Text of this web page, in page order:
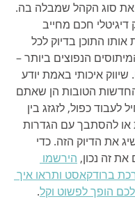
ואת סוג הקהל שמבלה בה.
חכם מחייב
התוכן בדיוק לכל
הנפוצים ביותר –
שיווק איכותי באמת יודע
הטובות הן שאתם
לעבוד כפול, לזגזג בין
או להסתבך עם הגדרות
את הדיוק הזה. כדי
זה נכון, הירשמו
ברודקאסט ותראו איך
הופך לפשוט וקל.